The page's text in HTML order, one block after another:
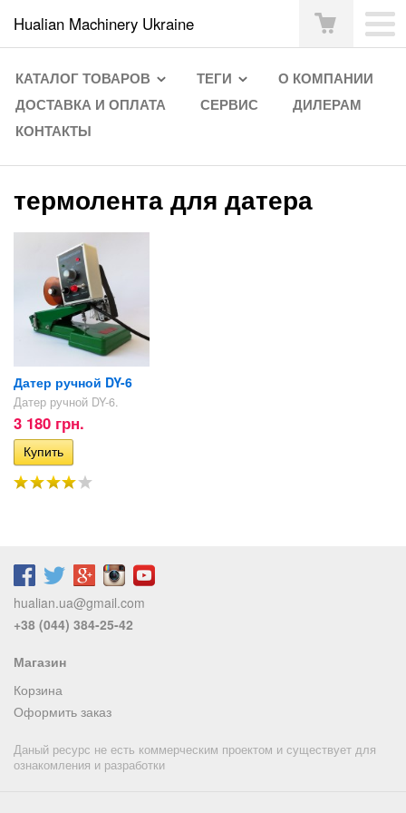
Hualian Machinery Ukraine
КАТАЛОГ ТОВАРОВ ТЕГИ
О КОМПАНИИ
ДОСТАВКА И ОПЛАТА
СЕРВИС
ДИЛЕРАМ
КОНТАКТЫ
термолента для датера
Датер ручной DY-6
Датер ручной DY-6.
3 180 грн.
hualian.ua@gmail.com
+38 (044) 384-25-42
Магазин
Корзина
Оформить заказ
Даный ресурс не есть коммерческим проектом и существует для
ознакомления и разработки